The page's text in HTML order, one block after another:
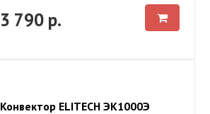
3 790 р.
Конвектор ELITECH ЭК1000Э